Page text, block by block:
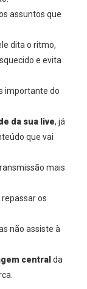
assuntos que
dita o ritmo,
e evita
importante do
da sua live, já
que vai
mais
repassar os
não assiste à
central da